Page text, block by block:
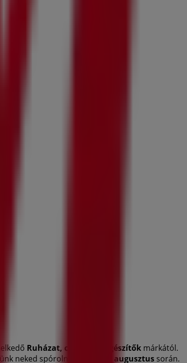
Ruházat, cipők és kiegészítők márkától.
neked spórolni egész 2026 augusztus során.